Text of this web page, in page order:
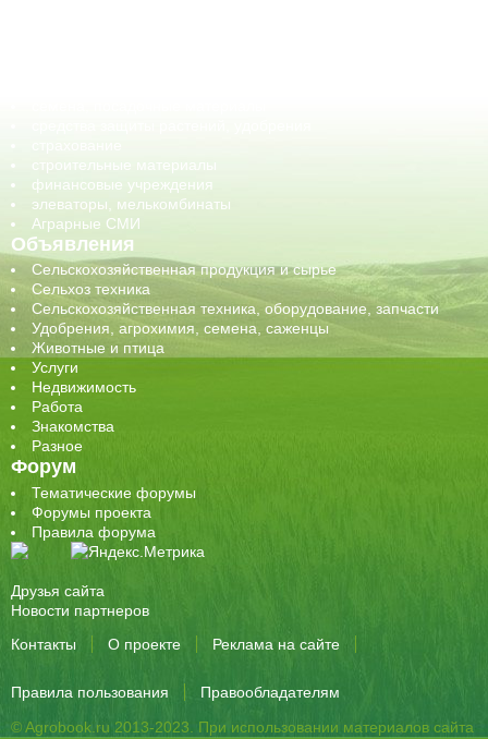
строительные материалы
финансовые учреждения
элеваторы, мелькомбинаты
Аграрные СМИ
Объявления
Сельскохозяйственная продукция и сырье
Сельхоз техника
Сельскохозяйственная техника, оборудование, запчасти
Удобрения, агрохимия, семена, саженцы
Животные и птица
Услуги
Недвижимость
Работа
Знакомства
Разное
Форум
Тематические форумы
Форумы проекта
Правила форума
Друзья сайта
Новости партнеров
Контакты
О проекте Реклама на сайте
Правила пользования
Правообладателям
© Agrobook.ru 2013-2023. При использовании материалов сайта